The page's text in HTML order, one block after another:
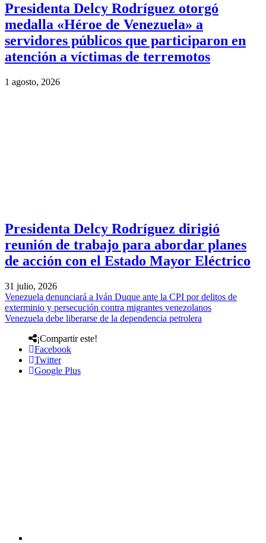
Presidenta Delcy Rodríguez otorgó
medalla «Héroe de Venezuela» a
servidores públicos que participaron en
atención a víctimas de terremotos
1 agosto, 2026
Presidenta Delcy Rodríguez dirigió
reunión de trabajo para abordar planes
de acción con el Estado Mayor Eléctrico
31 julio, 2026
Venezuela denunciará a Iván Duque ante la CPI por delitos de
exterminio y persecución contra migrantes venezolanos
Venezuela debe liberarse de la dependencia petrolera
¡Compartir este!
Facebook
Twitter
Google Plus